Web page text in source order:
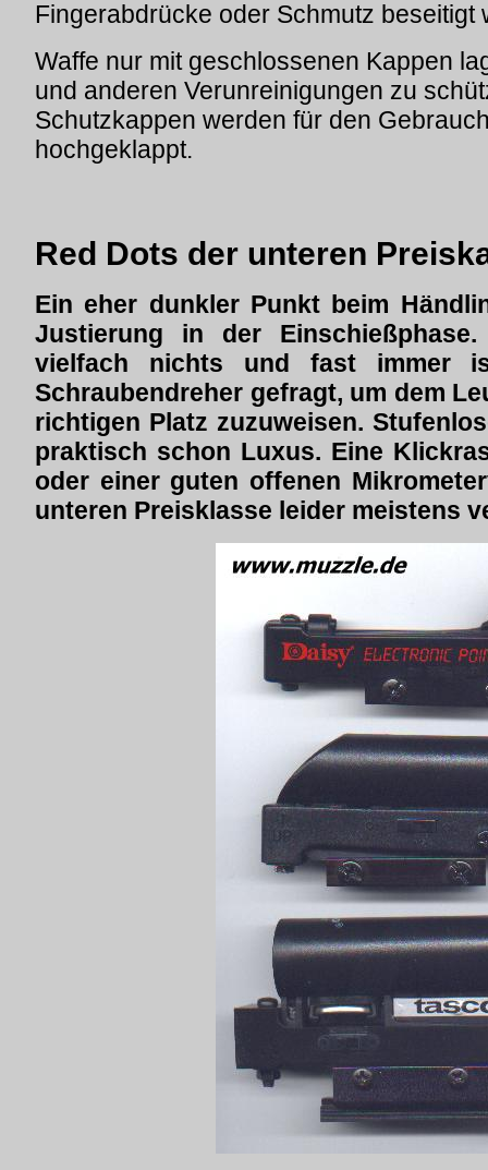
Fingerabdrücke oder Schmutz beseitigt
Waffe nur mit geschlossenen Kappen
und anderen Verunreinigungen zu
Schutzkappen werden für den
hochgeklappt.
Red Dots der unteren
Ein eher dunkler Punkt beim
Justierung in der
vielfach nichts und fast immer
Schraubendreher gefragt, um dem
richtigen Platz zuzuweisen.
praktisch schon Luxus. Eine
oder einer guten offenen
unteren Preisklasse leider meistens